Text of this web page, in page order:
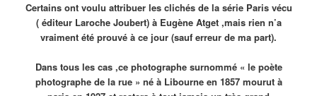
Certains ont voulu attribuer les clichés de la série Paris vécu
( éditeur Laroche Joubert) à Eugène Atget ,mais rien n’a
vraiment été prouvé à ce jour (sauf erreur de ma part).
Dans tous les cas ,ce photographe surnommé « le poète
photographe de la rue » né à Libourne en 1857 mourut à